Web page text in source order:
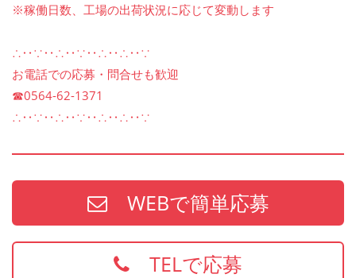
※稼働日数、工場の出荷状況に応じて変動します
∴‥∵‥∴‥∵‥∴‥∴‥∵
お電話での応募・問合せも歓迎
☎0564-62-1371
∴‥∵‥∴‥∵‥∴‥∴‥∵
WEBで簡単応募
TELで応募